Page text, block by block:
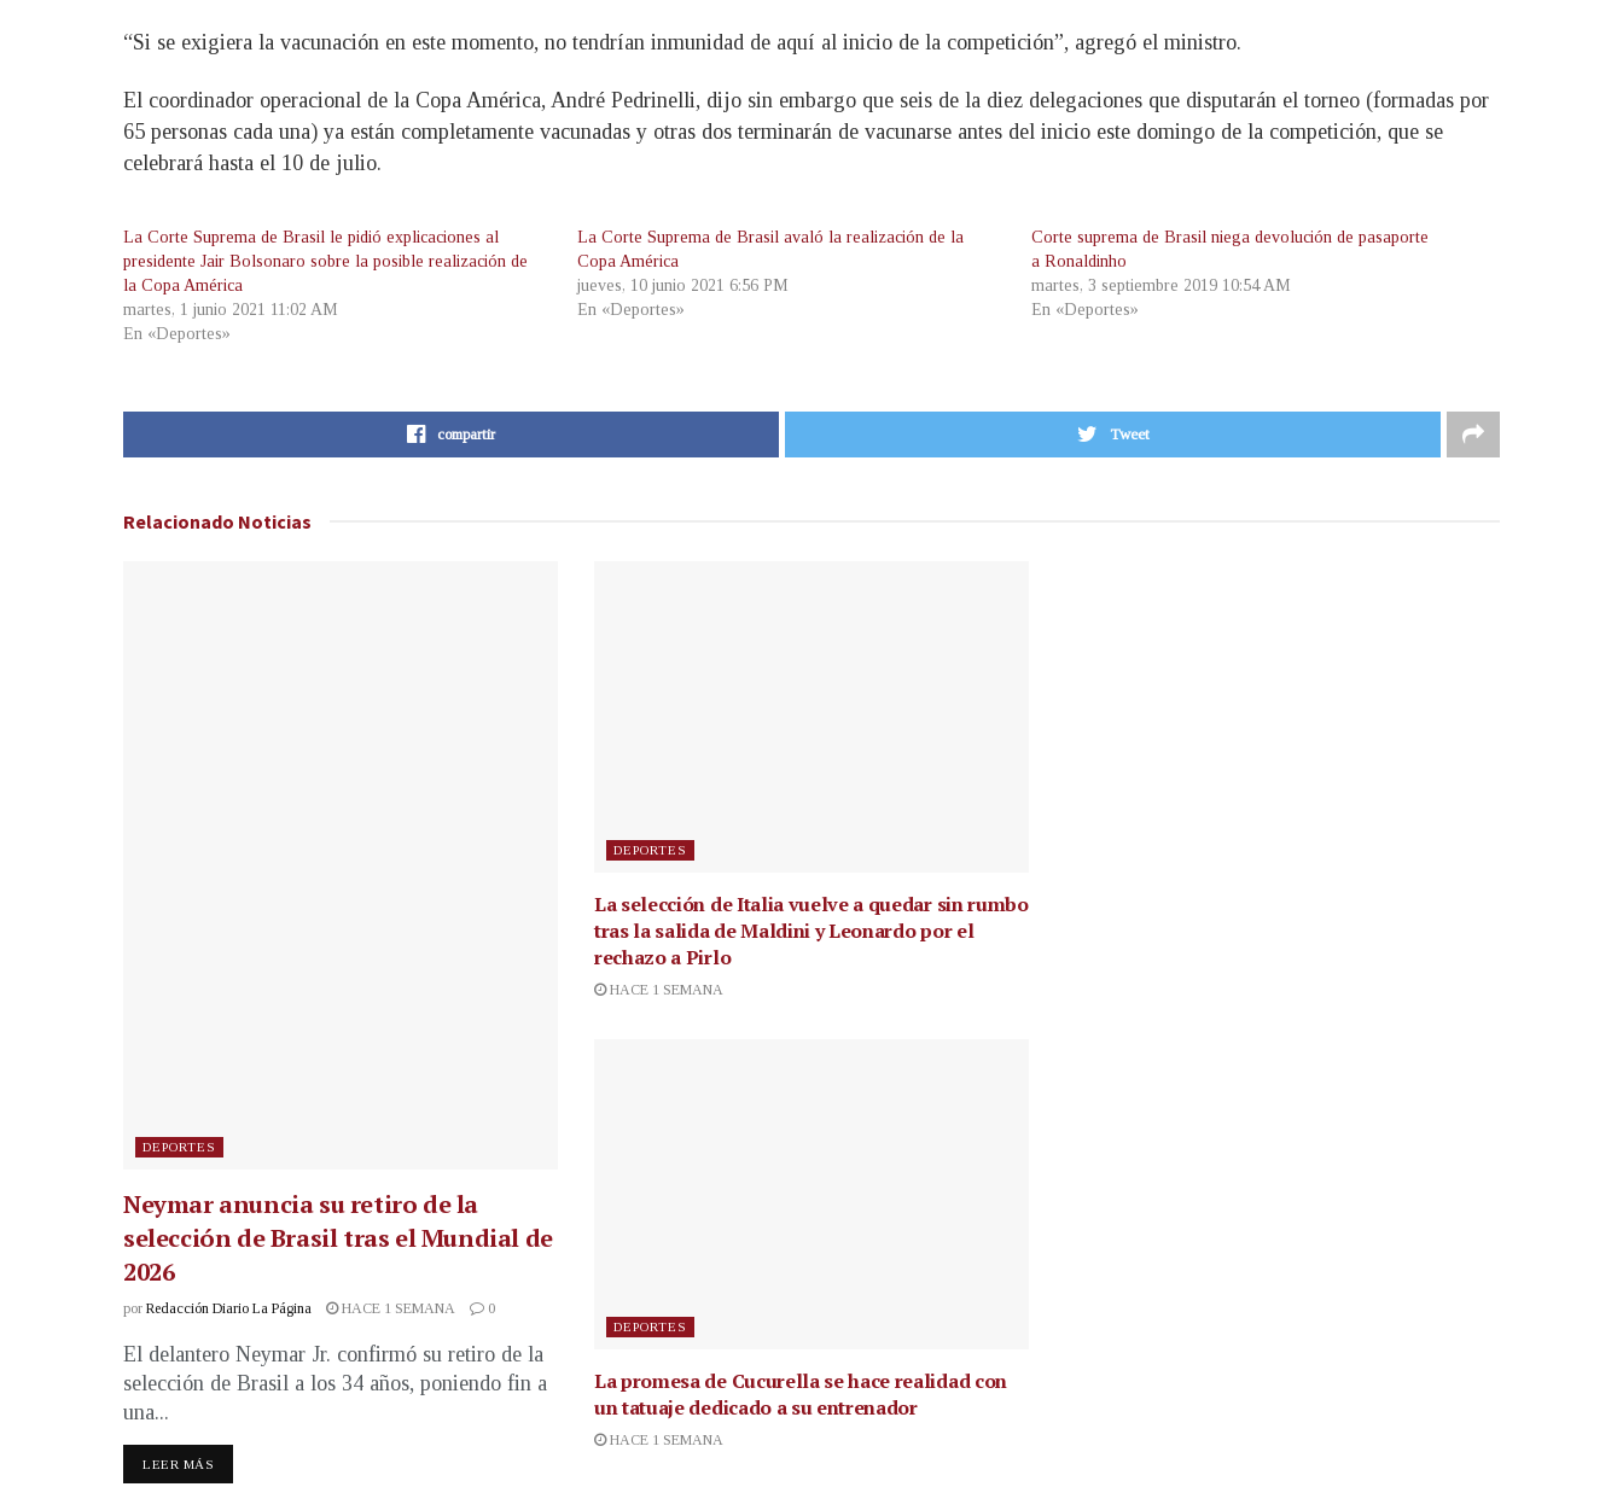
“Si se exigiera la vacunación en este momento, no tendrían inmunidad de aquí al inicio de la competición”, agregó el ministro.
El coordinador operacional de la Copa América, André Pedrinelli, dijo sin embargo que seis de la diez delegaciones que disputarán el torneo (formadas por
65 personas cada una) ya están completamente vacunadas y otras dos terminarán de vacunarse antes del inicio este domingo de la competición, que se
celebrará hasta el 10 de julio.
La Corte Suprema de Brasil le pidió explicaciones al
presidente Jair Bolsonaro sobre la posible realización de
la Copa América
martes, 1 junio 2021 11:02 AM
En «Deportes»
La Corte Suprema de Brasil avaló la realización de la
Copa América
jueves, 10 junio 2021 6:56 PM
En «Deportes»
Corte suprema de Brasil niega devolución de pasaporte
a Ronaldinho
martes, 3 septiembre 2019 10:54 AM
En «Deportes»
compartir Tweet
Relacionado Noticias
DEPORTES
Neymar anuncia su retiro de la
selección de Brasil tras el Mundial de
2026
por Redacción Diario La Página HACE 1 SEMANA 0
El delantero Neymar Jr. confirmó su retiro de la
selección de Brasil a los 34 años, poniendo fin a
una...
LEER MÁS
DEPORTES
La selección de Italia vuelve a quedar sin rumbo
tras la salida de Maldini y Leonardo por el
rechazo a Pirlo
HACE 1 SEMANA
DEPORTES
La promesa de Cucurella se hace realidad con
un tatuaje dedicado a su entrenador
HACE 1 SEMANA